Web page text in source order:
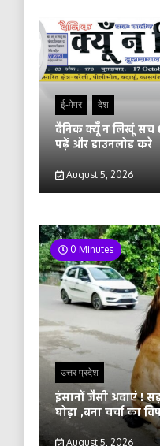
ई-पेपर देश
दैनिक क्यूँ न लिखूं सच
पढ़ें और डाउनलोड करे
August 5, 2026
0 Minutes
उत्तर प्रदेश
इंसानों जैसी अदाएं !
घोड़ा ,बना चर्चा का
August 5, 2026